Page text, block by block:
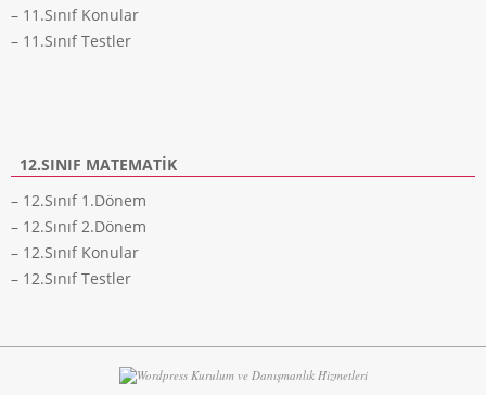
– 11.Sınıf Konular
– 11.Sınıf Testler
12.SINIF MATEMATIK
– 12.Sınıf 1.Dönem
– 12.Sınıf 2.Dönem
– 12.Sınıf Konular
– 12.Sınıf Testler